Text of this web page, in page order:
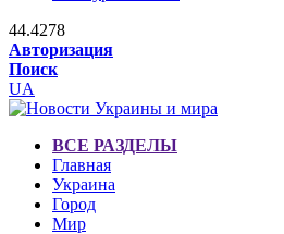
44.4278
Авторизация
Поиск
UA
ВСЕ РАЗДЕЛЫ
Главная
Украина
Город
Мир